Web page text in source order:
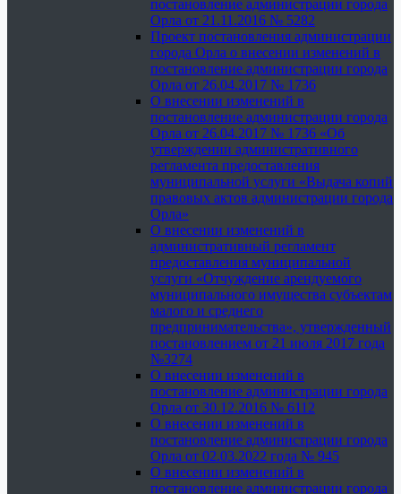
постановление администрации города
Орла от 21.11.2016 № 5282
Проект постановления администрации
города Орла о внесении изменений в
постановление администрации города
Орла от 26.04.2017 № 1736
О внесении изменений в
постановление администрации города
Орла от 26.04.2017 № 1736 «Об
утверждении административного
регламента предоставления
муниципальной услуги «Выдача копий
правовых актов администрации города
Орла»
О внесении изменений в
административный регламент
предоставления муниципальной
услуги «Отчуждение арендуемого
муниципального имущества субъектам
малого и среднего
предпринимательства», утвержденный
постановлением от 21 июля 2017 года
№3274
О внесении изменений в
постановление администрации города
Орла от 30.12.2016 № 6112
О внесении изменений в
постановление администрации города
Орла от 02.03.2022 года № 945
О внесении изменений в
постановление администрации города